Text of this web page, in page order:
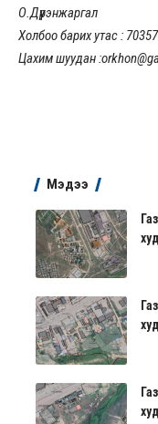
О.Дүүрэнжаргал
Холбоо барих утас :
Цахим шуудан
Мэдээ